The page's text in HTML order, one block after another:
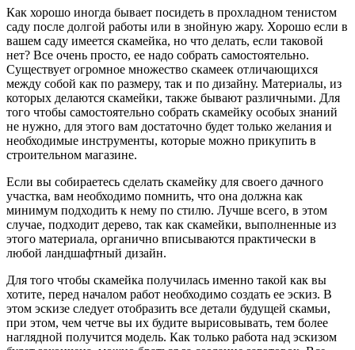
Как хорошо иногда бывает посидеть в прохладном тенистом
саду после долгой работы или в знойную жару. Хорошо если в
вашем саду имеется скамейка, но что делать, если таковой
нет? Все очень просто, ее надо собрать самостоятельно.
Существует огромное множество скамеек отличающихся
между собой как по размеру, так и по дизайну. Материалы, из
которых делаются скамейки, также бывают различными. Для
того чтобы самостоятельно собрать скамейку особых знаний
не нужно, для этого вам достаточно будет только желания и
необходимые инструменты, которые можно прикупить в
строительном магазине.
Если вы собираетесь сделать скамейку для своего дачного
участка, вам необходимо помнить, что она должна как
минимум подходить к нему по стилю. Лучше всего, в этом
случае, подходит дерево, так как скамейки, выполненные из
этого материала, органично вписываются практически в
любой ландшафтный дизайн.
Для того чтобы скамейка получилась именно такой как вы
хотите, перед началом работ необходимо создать ее эскиз. В
этом эскизе следует отобразить все детали будущей скамьи,
при этом, чем четче вы их будите вырисовывать, тем более
наглядной получится модель. Как только работа над эскизом